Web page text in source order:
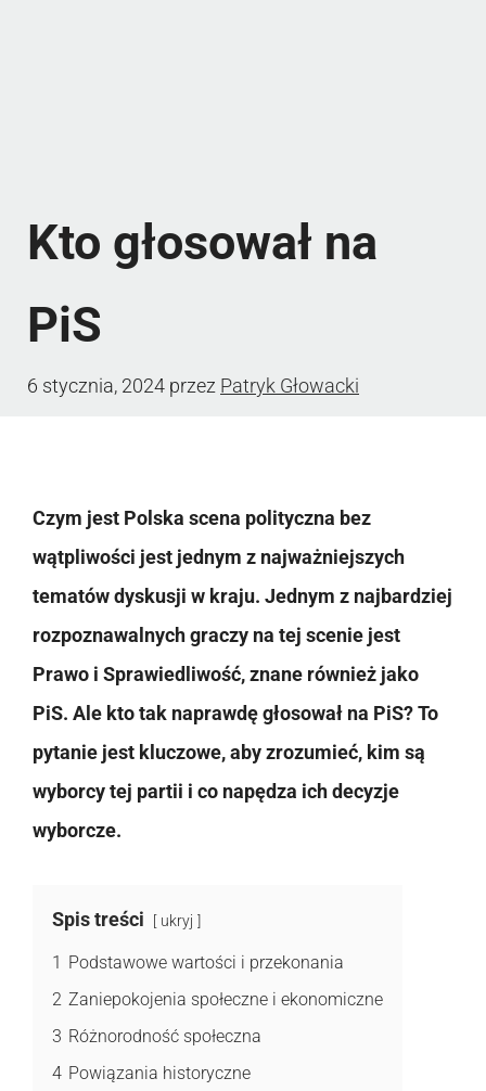
Kto głosował na
PiS
6 stycznia, 2024 przez Patryk Głowacki
Czym jest Polska scena polityczna bez
wątpliwości jest jednym z najważniejszych
tematów dyskusji w kraju. Jednym z najbardziej
rozpoznawalnych graczy na tej scenie jest
Prawo i Sprawiedliwość, znane również jako
PiS. Ale kto tak naprawdę głosował na PiS? To
pytanie jest kluczowe, aby zrozumieć, kim są
wyborcy tej partii i co napędza ich decyzje
wyborcze.
Spis treści ukryj
1 Podstawowe wartości i przekonania
2 Zaniepokojenia społeczne i ekonomiczne
3 Różnorodność społeczna
4 Powiązania historyczne